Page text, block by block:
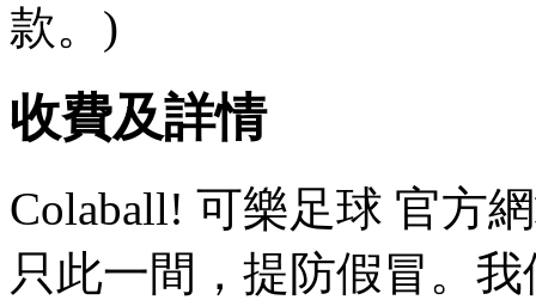
款。)
收費及詳情
Colaball! 可樂足球 官方
只此一間，提防假冒。